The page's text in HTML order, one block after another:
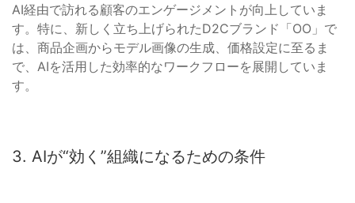
AI経由で訪れる顧客のエンゲージメントが向上していま
す。特に、新しく立ち上げられたD2Cブランド「OO」で
は、商品企画からモデル画像の生成、価格設定に至るま
で、AIを活用した効率的なワークフローを展開していま
す。
3. AIが“効く”組織になるための条件